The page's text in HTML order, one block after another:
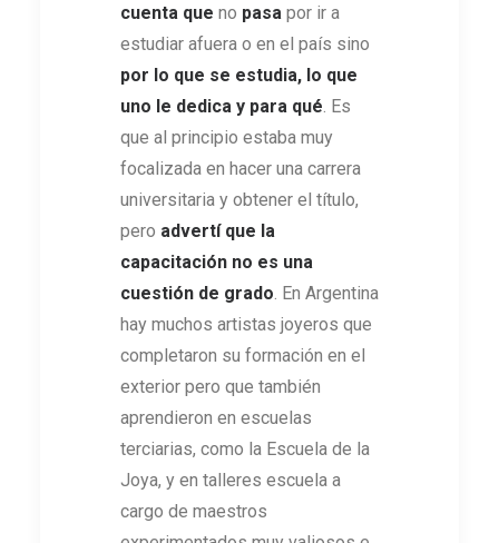
cuenta que no pasa por ir a
estudiar afuera o en el país sino
por lo que se estudia, lo que
uno le dedica y para qué. Es
que al principio estaba muy
focalizada en hacer una carrera
universitaria y obtener el título,
pero advertí que la
capacitación no es una
cuestión de grado. En Argentina
hay muchos artistas joyeros que
completaron su formación en el
exterior pero que también
aprendieron en escuelas
terciarias, como la Escuela de la
Joya, y en talleres escuela a
cargo de maestros